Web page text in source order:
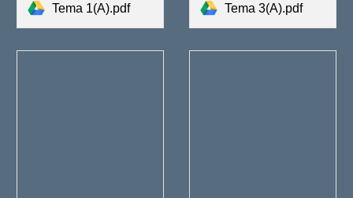
Tema 1(A).pdf Tema 3(A).pdf